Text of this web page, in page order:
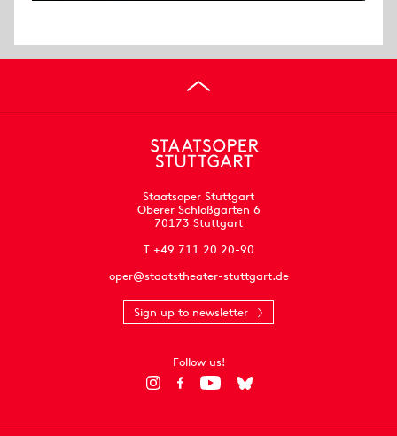
Staatsoper Stuttgart
Oberer Schloßgarten 6
70173 Stuttgart
T +49 711 20 20-90
oper@staatstheater-stuttgart.de
Sign up to newsletter
Follow us!